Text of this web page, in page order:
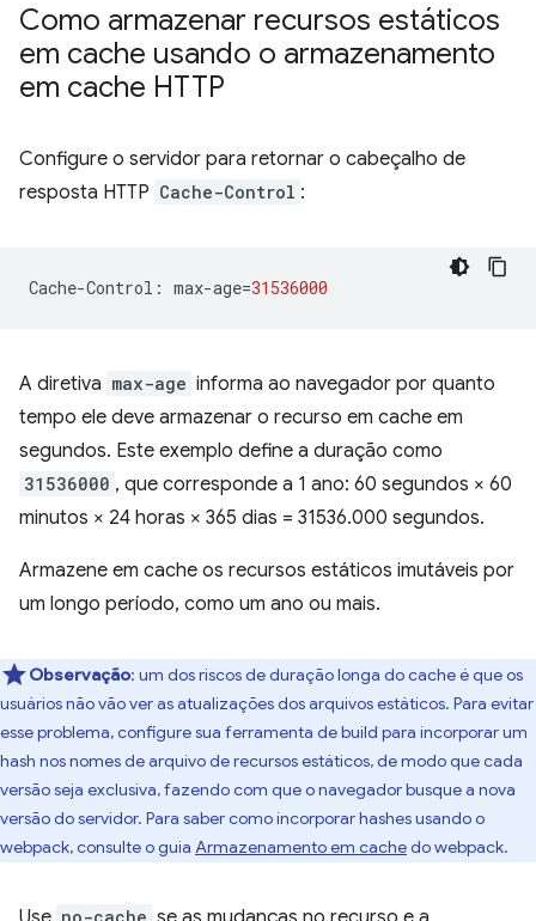
Como armazenar recursos estáticos
em cache usando o armazenamento
em cache HTTP
Configure o servidor para retornar o cabeçalho de
resposta HTTP Cache-Control :
Cache-Control : max-age=31536000
A diretiva max-age informa ao navegador por quanto
tempo ele deve armazenar o recurso em cache em
segundos. Este exemplo define a duração como
31536000 , que corresponde a 1 ano: 60 segundos × 60
minutos × 24 horas × 365 dias = 31536.000 segundos.
Armazene em cache os recursos estáticos imutáveis por
um longo período, como um ano ou mais.
Observação: um dos riscos de duração longa do cache é que os
usuários não vão ver as atualizações dos arquivos estáticos. Para evitar
esse problema, configure sua ferramenta de build para incorporar um
hash nos nomes de arquivo de recursos estáticos, de modo que cada
versão seja exclusiva, fazendo com que o navegador busque a nova
versão do servidor. Para saber como incorporar hashes usando o
webpack, consulte o guia Armazenamento em cachedo webpack.